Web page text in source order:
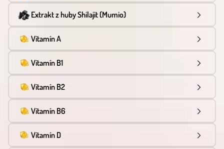
Extrakt z huby Shilajit (Mumio)
Vitamín A
Vitamín B1
Vitamín B2
Vitamín B6
Vitamín D